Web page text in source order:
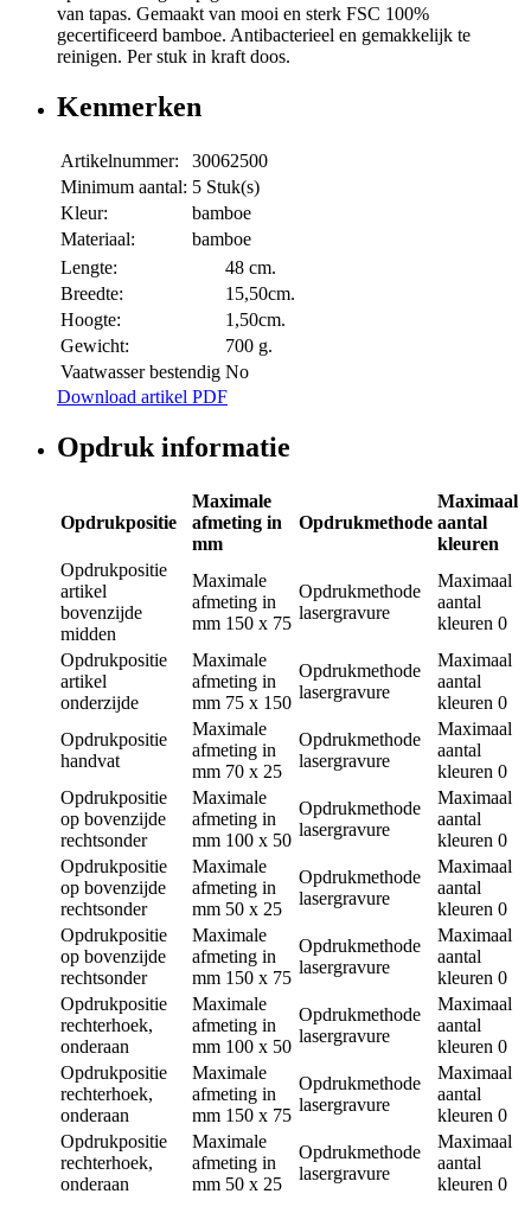
van tapas. Gemaakt van mooi en sterk FSC 100%
gecertificeerd bamboe. Antibacterieel en gemakkelijk te
reinigen. Per stuk in kraft doos.
Kenmerken
Artikelnummer:
30062500
Minimum aantal: 5 Stuk(s)
Kleur:
bamboe
Materiaal:
bamboe
Lengte:
48 cm.
Breedte:
15,50cm.
Hoogte:
1,50cm.
Gewicht:
700 g.
Vaatwasser bestendig No
Download artikel PDF
Opdruk informatie
Opdrukpositie
Maximale
afmeting in
mm
Opdrukmethode
Maximaal
aantal
kleuren
Opdrukpositie
artikel
bovenzijde
midden
Maximale
afmeting in
mm 150 x 75
Opdrukmethode
lasergravure
Maximaal
aantal
kleuren 0
Opdrukpositie
artikel
onderzijde
Maximale
afmeting in
mm 75 x 150
Opdrukmethode
lasergravure
Maximaal
aantal
kleuren 0
Opdrukpositie
handvat
Maximale
afmeting in
mm 70 x 25
Opdrukmethode
lasergravure
Maximaal
aantal
kleuren 0
Opdrukpositie
op bovenzijde
rechtsonder
Maximale
afmeting in
mm 100 x 50
Opdrukmethode
lasergravure
Maximaal
aantal
kleuren 0
Opdrukpositie
op bovenzijde
rechtsonder
Maximale
afmeting in
mm 50 x 25
Opdrukmethode
lasergravure
Maximaal
aantal
kleuren 0
Opdrukpositie
op bovenzijde
rechtsonder
Maximale
afmeting in
mm 150 x 75
Opdrukmethode
lasergravure
Maximaal
aantal
kleuren 0
Opdrukpositie
rechterhoek,
onderaan
Maximale
afmeting in
mm 100 x 50
Opdrukmethode
lasergravure
Maximaal
aantal
kleuren 0
Opdrukpositie
rechterhoek,
onderaan
Maximale
afmeting in
mm 150 x 75
Opdrukmethode
lasergravure
Maximaal
aantal
kleuren 0
Opdrukpositie
rechterhoek,
onderaan
Maximale
afmeting in
mm 50 x 25
Opdrukmethode
lasergravure
Maximaal
aantal
kleuren 0